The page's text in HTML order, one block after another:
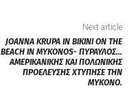
Next article
JOANNA KRUPA IN BIKINI ON THE
BEACH IN MYKONOS- ΠΥΡΑΥΛΟΣ…
ΑΜΕΡΙΚΑΝΙΚΗΣ ΚΑΙ ΠΟΛΩΝΙΚΗΣ
ΠΡΟΕΛΕΥΣΗΣ ΧΤΥΠΗΣΕ ΤΗΝ
ΜΥΚΟΝΟ.